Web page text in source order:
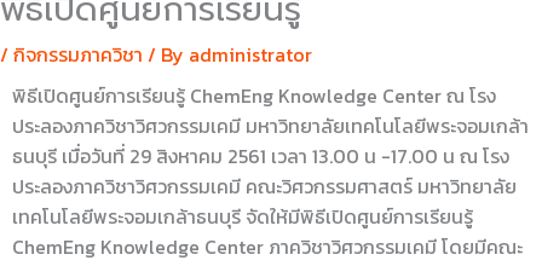
/ กิจกรรมภาควิชา / By administrator
พิธีเปิดศูนย์การเรียนรู้ ChemEng Knowledge Center ณ โรง
ประลองภาควิชาวิศวกรรมเคมี มหาวิทยาลัยเทคโนโลยีพระจอมเกล้า
ธนบุรี เมื่อวันที่ 29 สิงหาคม 2561 เวลา 13.00 น -17.00 น ณ โรง
ประลองภาควิชาวิศวกรรมเคมี คณะวิศวกรรมศาสตร์ มหาวิทยาลัย
เทคโนโลยีพระจอมเกล้าธนบุรี จัดให้มีพิธีเปิดศูนย์การเรียนรู้
ChemEng Knowledge Center ภาควิชาวิศวกรรมเคมี โดยมีคณะ